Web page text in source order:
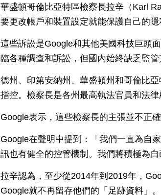
華盛頓哥倫比亞特區檢察長拉辛（Karl
要更改帳戶和裝置設定就能保護自己的隱
這些訴訟是Google和其他美國科技巨頭
臨各種調查和訴訟，但國內始終缺乏監管
德州、印第安納州、華盛頓州和哥倫比
指控。檢察長是各州最高執法官員和法律
Google表示，這些檢察長的主張並不正
Google在聲明中提到：「我們一直為自
訊也有健全的控管機制。我們將積極為自
拉辛認為，至少從2014年到2019年，
Google就不再留存他們的「足跡資料」。